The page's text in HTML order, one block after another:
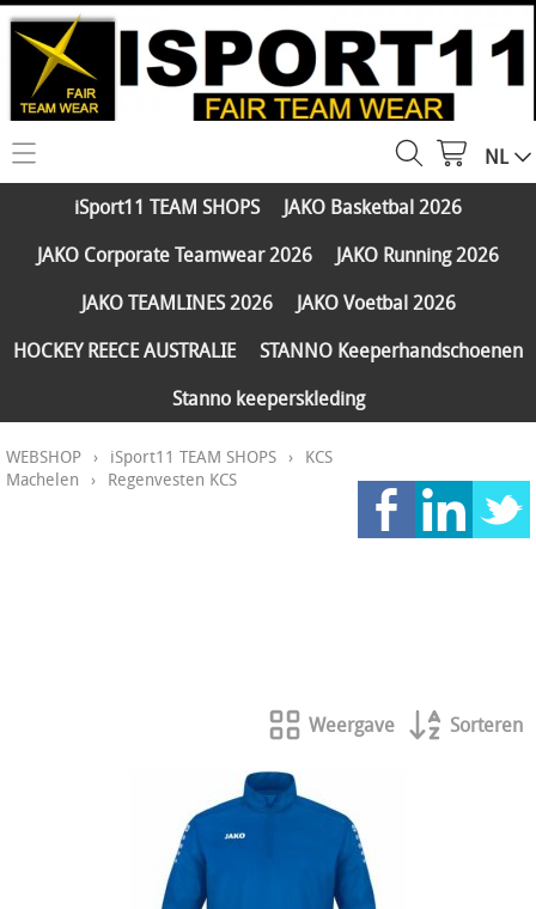
HOME
WEBSHOP
JAKO Running 2026
JAKO TEAMLINES 2026
PARTNERS
Klantengroepen
CONTACT
NL
iSport11 TEAM SHOPS
JAKO Basketbal 2026
JAKO Corporate Teamwear 2026
JAKO Running 2026
JAKO TEAMLINES 2026
JAKO Voetbal 2026
HOCKEY REECE AUSTRALIE
STANNO Keeperhandschoenen
Stanno keeperskleding
WEBSHOP › iSport11 TEAM SHOPS › KCS
Machelen › Regenvesten KCS
Weergave Sorteren